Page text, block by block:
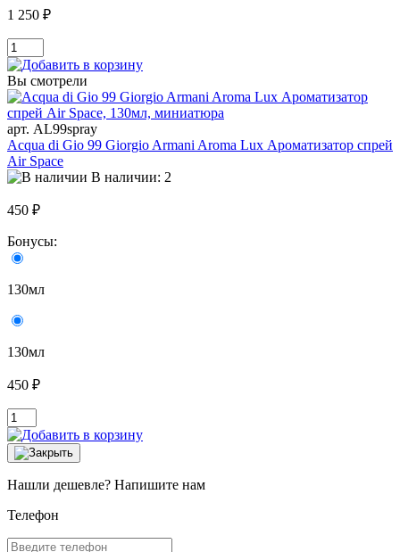
1 250 ₽
Вы смотрели
арт. AL99spray
Acqua di Gio 99 Giorgio Armani Aroma Lux Ароматизатор спрей
Air Space
В наличии: 2
450 ₽
Бонусы:
130мл
130мл
450 ₽
Нашли дешевле? Напишите нам
Телефон